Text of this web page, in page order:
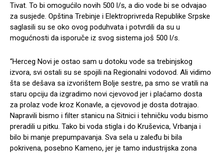
Tivat. To bi omogućilo novih 500 l/s, a dio vode bi se odvajao
za susjede. Opština Trebinje i Elektroprivreda Republike Srpske
saglasili su se oko ovog poduhvata i potvrdili da su u
mogućnosti da isporuče iz svog sistema još 500 l/s.
“Herceg Novi je ostao sam u dotoku vode sa trebinjskog
izvora, svi ostali su se spojili na Regionalni vodovod. Ali vidimo
šta se dešava sa izvorištem Bolje sestre, pa smo se vratili na
staru opciju da izgradimo novi cjevovod jer i plaćamo dosta
za prolaz vode kroz Konavle, a cjevovod je dosta dotrajao.
Napravili bismo i filter stanicu na Sitnici i tehničku vodu bismo
preradili u pitku. Tako bi voda stigla i do Kruševica, Vrbanja i
bilo bi manje prepumpavanja. Sva sela u zaleđu bi bila
pokrivena, posebno Kameno, jer je tamo industrijska zona